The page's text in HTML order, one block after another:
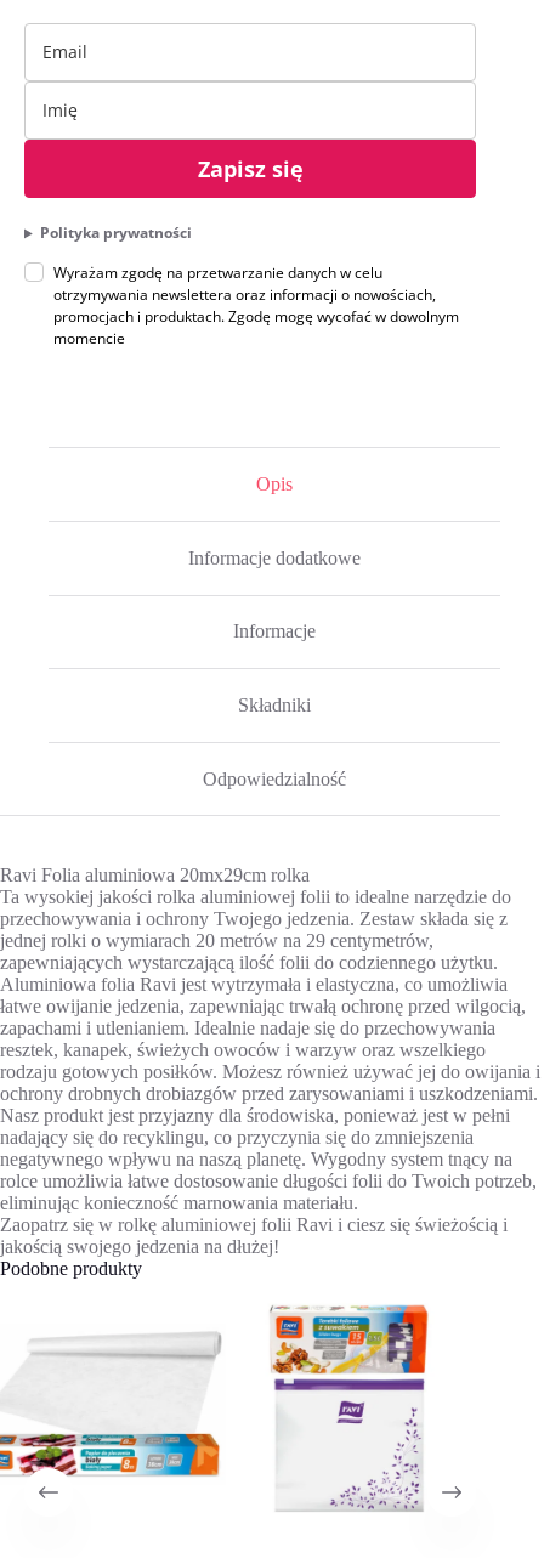
Zapisz się
Polityka prywatności
Wyrażam zgodę na przetwarzanie danych w celu
otrzymywania newslettera oraz informacji o nowościach,
promocjach i produktach. Zgodę mogę wycofać w dowolnym
momencie
Opis
Informacje dodatkowe
Informacje
Składniki
Odpowiedzialność
Ravi Folia aluminiowa 20mx29cm rolka
Ta wysokiej jakości rolka aluminiowej folii to idealne narzędzie do
przechowywania i ochrony Twojego jedzenia. Zestaw składa się z
jednej rolki o wymiarach 20 metrów na 29 centymetrów,
zapewniających wystarczającą ilość folii do codziennego użytku.
Aluminiowa folia Ravi jest wytrzymała i elastyczna, co umożliwia
łatwe owijanie jedzenia, zapewniając trwałą ochronę przed wilgocią,
zapachami i utlenianiem. Idealnie nadaje się do przechowywania
resztek, kanapek, świeżych owoców i warzyw oraz wszelkiego
rodzaju gotowych posiłków. Możesz również używać jej do owijania i
ochrony drobnych drobiazgów przed zarysowaniami i uszkodzeniami.
Nasz produkt jest przyjazny dla środowiska, ponieważ jest w pełni
nadający się do recyklingu, co przyczynia się do zmniejszenia
negatywnego wpływu na naszą planetę. Wygodny system tnący na
rolce umożliwia łatwe dostosowanie długości folii do Twoich potrzeb,
eliminując konieczność marnowania materiału.
Zaopatrz się w rolkę aluminiowej folii Ravi i ciesz się świeżością i
jakością swojego jedzenia na dłużej!
Podobne produkty